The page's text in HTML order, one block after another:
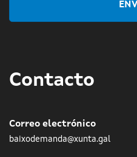
Contacto
Correo electrónico
baixodemanda@xunta.gal